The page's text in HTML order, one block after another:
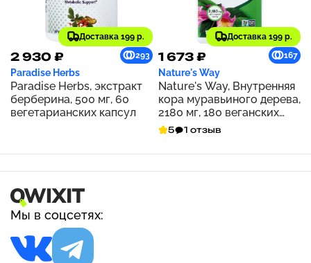
Доставка 199 р.
2 930 ₽ 293
Paradise Herbs
Paradise Herbs, экстракт
берберина, 500 мг, 60
вегетарианских капсул
Доставка 199 р.
1 673 ₽ 167
Nature's Way
Nature's Way, Внутренняя
кора муравьиного дерева,
2180 мг, 180 веганских
капсул (545 мг на капсулу)
5 1 отзыв
Мы в соцсетях: